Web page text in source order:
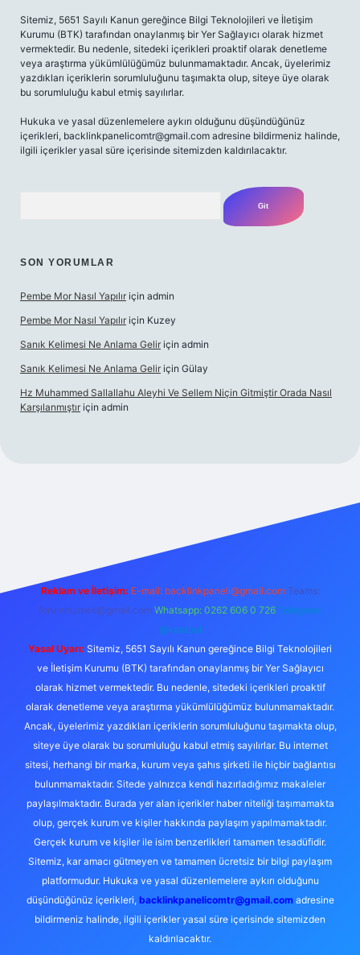
Sitemiz, 5651 Sayılı Kanun gereğince Bilgi Teknolojileri ve İletişim
Kurumu (BTK) tarafından onaylanmış bir Yer Sağlayıcı olarak hizmet
vermektedir. Bu nedenle, sitedeki içerikleri proaktif olarak denetleme
veya araştırma yükümlülüğümüz bulunmamaktadır. Ancak, üyelerimiz
yazdıkları içeriklerin sorumluluğunu taşımakta olup, siteye üye olarak
bu sorumluluğu kabul etmiş sayılırlar.
Hukuka ve yasal düzenlemelere aykırı olduğunu düşündüğünüz
içerikleri, backlinkpanelicomtr@gmail.com adresine bildirmeniz halinde,
ilgili içerikler yasal süre içerisinde sitemizden kaldırılacaktır.
SON YORUMLAR
Pembe Mor Nasıl Yapılır için admin
Pembe Mor Nasıl Yapılır için Kuzey
Sanık Kelimesi Ne Anlama Gelir için admin
Sanık Kelimesi Ne Anlama Gelir için Gülay
Hz Muhammed Sallallahu Aleyhi Ve Sellem Niçin Gitmiştir Orada Nasıl
Karşılanmıştır için admin
Reklam ve İletişim: E-mail: backlinkpaneli@gmail.com Teams:
forumhizmeti@gmail.com Whatsapp: 0262 606 0 726 Telegram:
@karabul
Yasal Uyarı: Sitemiz, 5651 Sayılı Kanun gereğince Bilgi Teknolojileri
ve İletişim Kurumu (BTK) tarafından onaylanmış bir Yer Sağlayıcı
olarak hizmet vermektedir. Bu nedenle, sitedeki içerikleri proaktif
olarak denetleme veya araştırma yükümlülüğümüz bulunmamaktadır.
Ancak, üyelerimiz yazdıkları içeriklerin sorumluluğunu taşımakta olup,
siteye üye olarak bu sorumluluğu kabul etmiş sayılırlar. Bu internet
sitesi, herhangi bir marka, kurum veya şahıs şirketi ile hiçbir bağlantısı
bulunmamaktadır. Sitede yalnızca kendi hazırladığımız makaleler
paylaşılmaktadır. Burada yer alan içerikler haber niteliği taşımamakta
olup, gerçek kurum ve kişiler hakkında paylaşım yapılmamaktadır.
Gerçek kurum ve kişiler ile isim benzerlikleri tamamen tesadüfidir.
Sitemiz, kar amacı gütmeyen ve tamamen ücretsiz bir bilgi paylaşım
platformudur. Hukuka ve yasal düzenlemelere aykırı olduğunu
düşündüğünüz içerikleri, backlinkpanelicomtr@gmail.comadresine
bildirmeniz halinde, ilgili içerikler yasal süre içerisinde sitemizden
kaldırılacaktır.